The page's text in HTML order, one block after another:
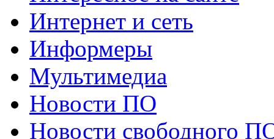
Интернет и сеть
Информеры
Мультимедиа
Новости ПО
Новости свободного